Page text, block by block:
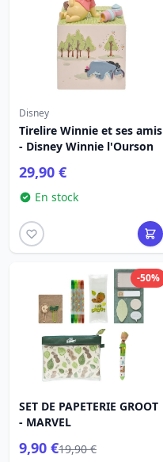
Disney
Tirelire Winnie et ses amis
- Disney Winnie l'Ourson
29,90 €
En stock
-50%
SET DE PAPETERIE GROOT
- MARVEL
9,90 €19,90 €